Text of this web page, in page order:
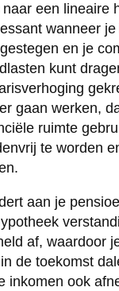
een lineaire
wanneer
en je
kunt
gaan werken,
ruimte
te worden
aan je
af, waardoor
de toekomst
inkomen ook